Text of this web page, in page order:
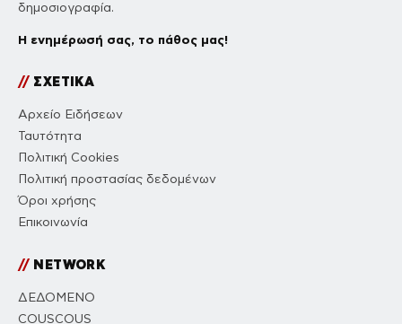
δημοσιογραφία.
Η ενημέρωσή σας, το πάθος μας!
//ΣΧΕΤΙΚΑ
Αρχείο Ειδήσεων
Ταυτότητα
Πολιτική Cookies
Πολιτική προστασίας δεδομένων
Όροι χρήσης
Επικοινωνία
//NETWORK
ΔΕΔΟΜΕΝΟ
COUSCOUS